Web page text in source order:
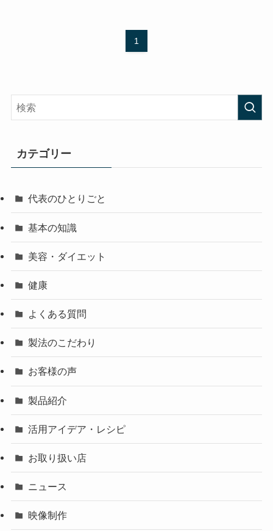
1
カテゴリー
代表のひとりごと
基本の知識
美容・ダイエット
健康
よくある質問
製法のこだわり
お客様の声
製品紹介
活用アイデア・レシピ
お取り扱い店
ニュース
映像制作